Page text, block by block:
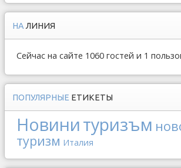
НА ЛИНИЯ
Сейчас на сайте 1060 гостей и 1
ПОПУЛЯРНЫЕ ЕТИКЕТЫ
Новинитуризъм
туризм Италия